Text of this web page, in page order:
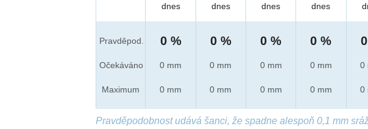
Pravděpod.
Očekáváno
Maximum
dnes
0 %
0 mm
0 mm
dnes
0 %
0 mm
0 mm
dnes
0 %
0 mm
0 mm
dnes
0 %
0 mm
0 mm
0
0
Pravděpodobnost udává šanci, že spadne alespoň 0,1 mm